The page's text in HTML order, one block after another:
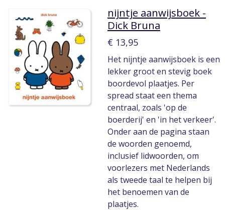
nijntje aanwijsboek -
Dick Bruna
€ 13,95
Het nijntje aanwijsboek is een
lekker groot en stevig boek
boordevol plaatjes. Per
spread staat een thema
centraal, zoals 'op de
boerderij' en 'in het verkeer'.
Onder aan de pagina staan
de woorden genoemd,
inclusief lidwoorden, om
voorlezers met Nederlands
als tweede taal te helpen bij
het benoemen van de
plaatjes.